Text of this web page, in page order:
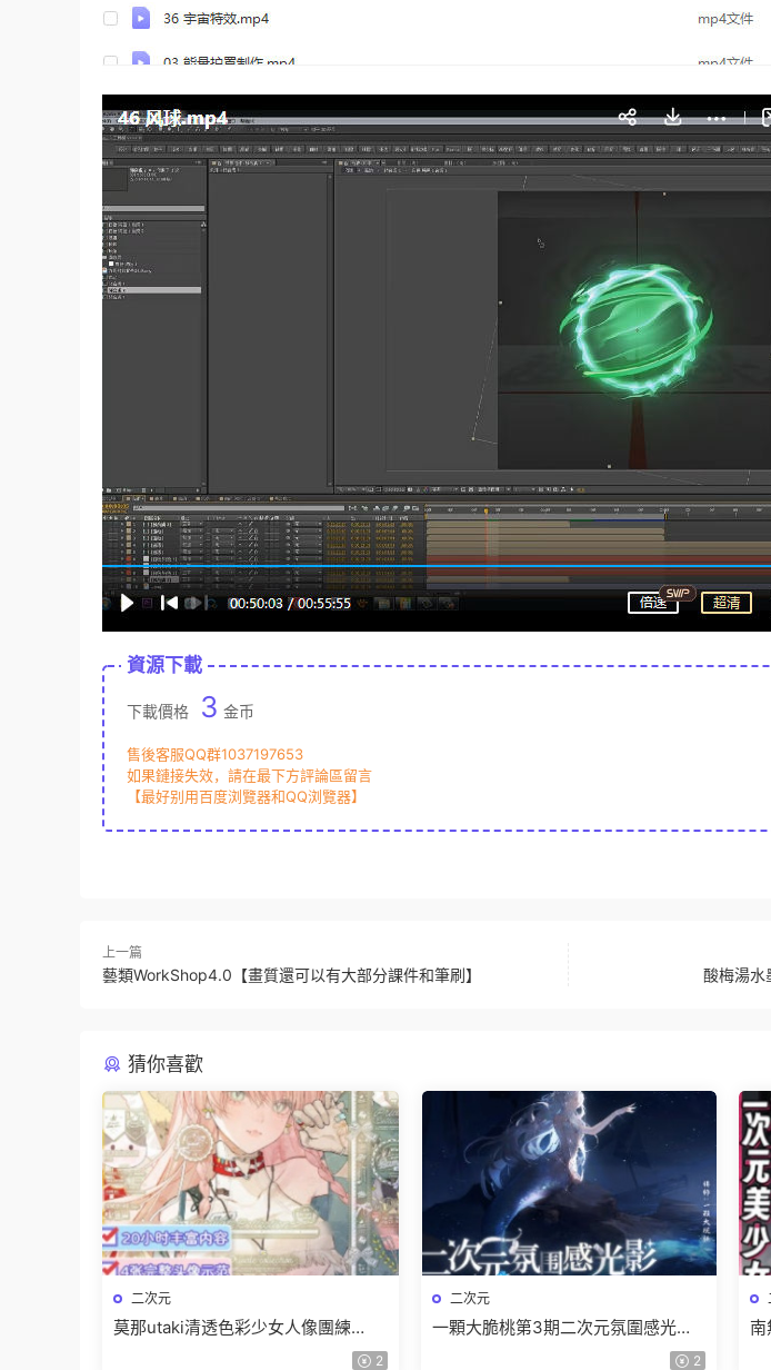
資源下載
下載價格 3 金币
售後客服QQ群1037197653
如果鏈接失效，請在最下方評論區留言
【最好别用百度浏覽器和QQ浏覽器】
上一篇
藝類WorkShop4.0【畫質還可以有大部分課件和筆刷】 酸梅湯水
猜你喜歡
二次元
莫那utaki清透色彩少女人像團練
2
二次元
一顆大脆桃第3期二次元氛圍感光影
特訓班2024【畫質高清隻有視頻】
2
南